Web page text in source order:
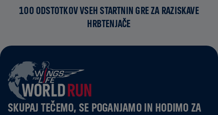
100 ODSTOTKOV VSEH STARTNIN GRE ZA RAZISKAVE
HRBTENJAČE
SKUPAJ TEČEMO, SE POGANJAMO IN HODIMO ZA